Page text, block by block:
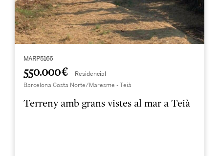
MARP5166
550.000 € Residencial
Barcelona Costa Norte/Maresme - Teià
Terreny amb grans vistes al mar a Teià